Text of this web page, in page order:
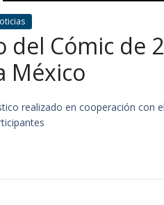
del Cómic de
México
realizado en cooperación con